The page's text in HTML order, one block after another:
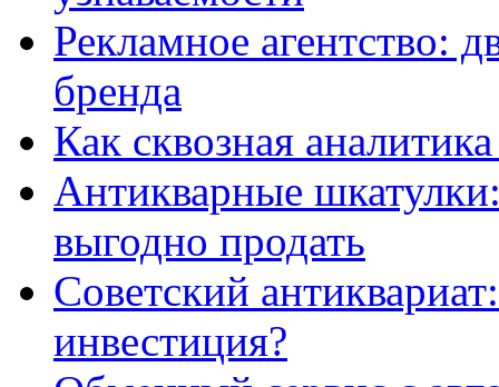
Рекламное агентство:
бренда
Как сквозная
Антикварные
выгодно продать
Советский
инвестиция?